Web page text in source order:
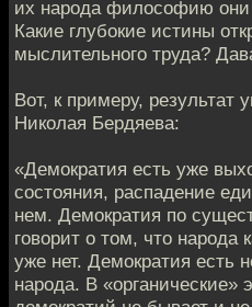
их народа философию они
Какие глубокие истины
мыслительного труда?
Вот, к примеру, результат
Николая Бердяева:
«Демократия есть уже
состояния, распадение
нем. Демократия по
говорит о том, что народа
уже нет. Демократия есть
народа. В «органические»